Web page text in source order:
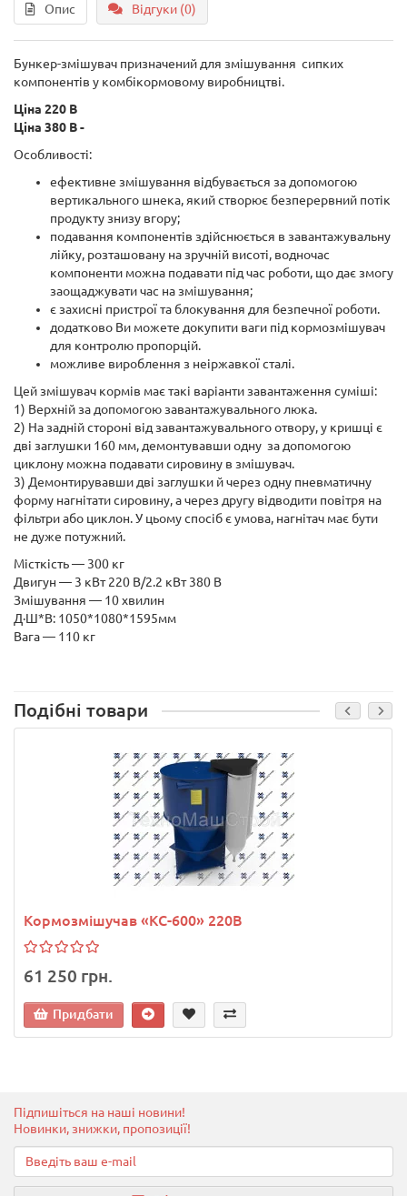
Опис Відгуки (0)
Бункер-змішувач призначений для змішування сипких
компонентів у комбікормовому виробництві.
Ціна 220 В
Ціна 380 В -
Особливості:
ефективне змішування відбувається за допомогою
вертикального шнека, який створює безперервний потік
продукту знизу вгору;
подавання компонентів здійснюється в завантажувальну
лійку, розташовану на зручній висоті, водночас
компоненти можна подавати під час роботи, що дає змогу
заощаджувати час на змішування;
є захисні пристрої та блокування для безпечної роботи.
додатково Ви можете докупити ваги під кормозмішувач
для контролю пропорцій.
можливе вироблення з неіржавкої сталі.
Цей змішувач кормів має такі варіанти завантаження суміші:
1) Верхній за допомогою завантажувального люка.
2) На задній стороні від завантажувального отвору, у кришці є
дві заглушки 160 мм, демонтувавши одну за допомогою
циклону можна подавати сировину в змішувач.
3) Демонтирувавши дві заглушки й через одну пневматичну
форму нагнітати сировину, а через другу відводити повітря на
фільтри або циклон. У цьому спосіб є умова, нагнітач має бути
не дуже потужний.
Місткість — 300 кг
Двигун — 3 кВт 220 В/2.2 кВт 380 В
Змішування — 10 хвилин
Д·Ш*В: 1050*1080*1595мм
Вага — 110 кг
Подібні товари
Кормозмішучав «КС-600» 220В
61 250 грн.
Придбати
Підпишіться на наші новини!
Новинки, знижки, пропозиції!